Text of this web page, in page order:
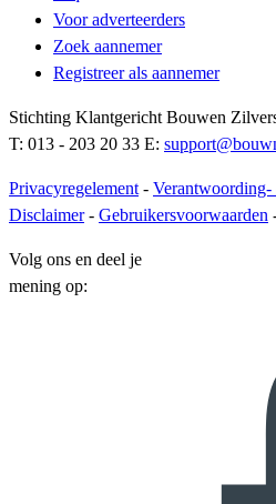
Voor adverteerders
Zoek aannemer
Registreer als aannemer
Stichting Klantgericht Bouwen
T: 013 - 203 20 33 E:
Privacyregelement -
Disclaimer- Gebruikersvoorwaarden
Volg ons en deel je
mening op: